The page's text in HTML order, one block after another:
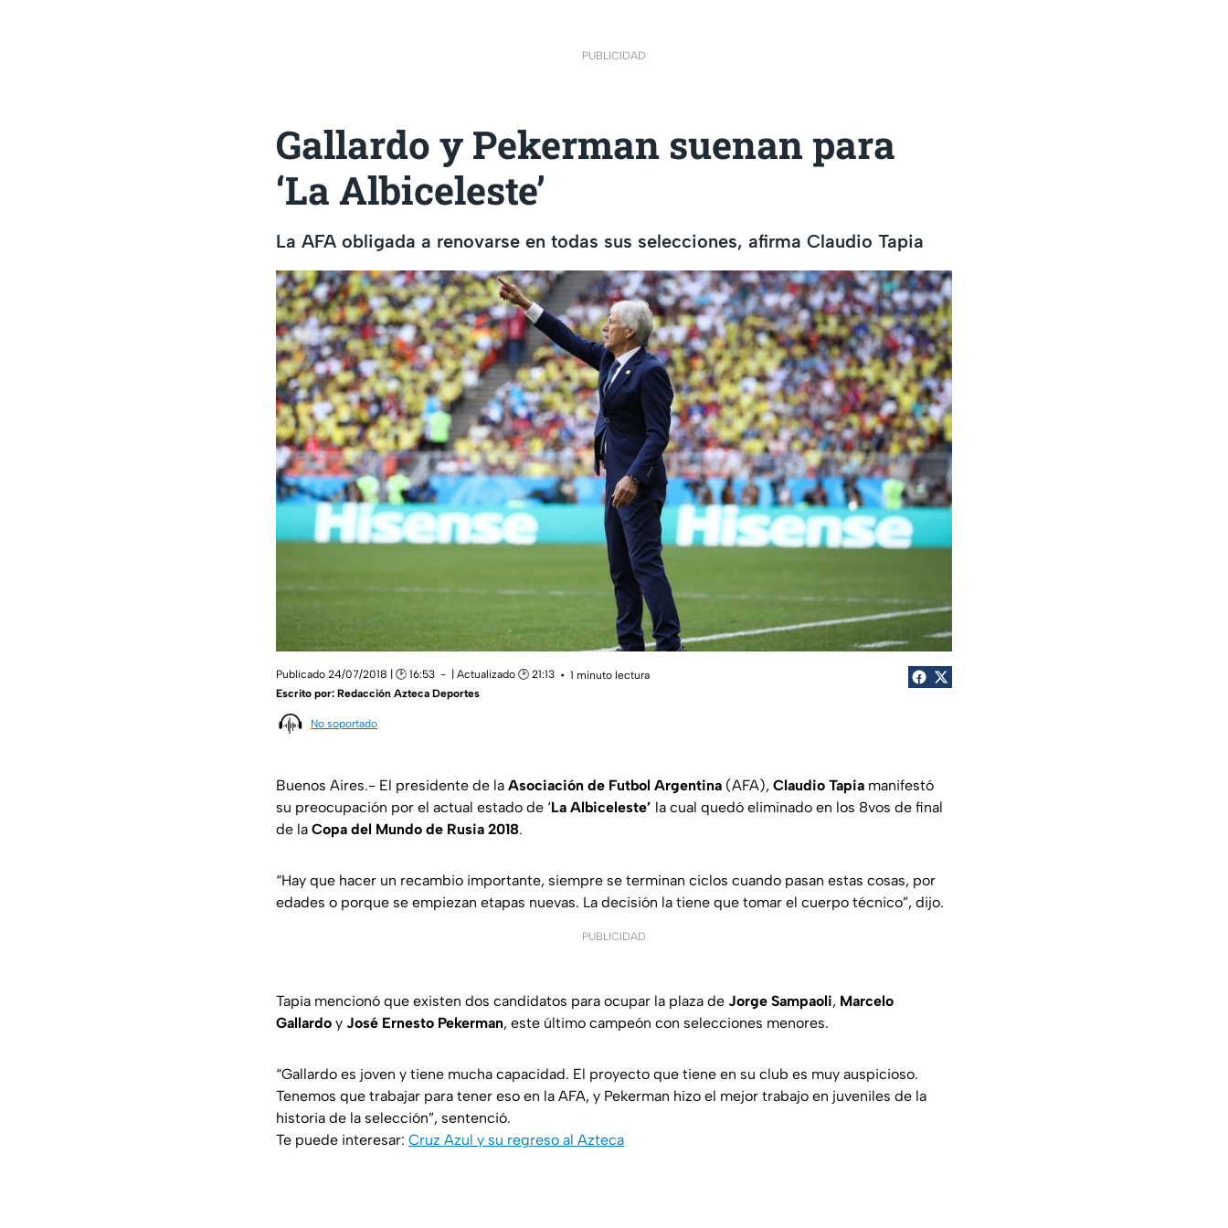
PUBLICIDAD
Gallardo y Pekerman suenan para
‘La Albiceleste’
La AFA obligada a renovarse en todas sus selecciones, afirma Claudio Tapia
Publicado 24/07/2018 | 🕑 16:53 | Actualizado 🕑 21:13
1 minuto lectura
Escrito por: Redacción Azteca Deportes
No soportado
Buenos Aires.- El presidente de la Asociación de Futbol Argentina (AFA), Claudio Tapia manifestó
su preocupación por el actual estado de ‘La Albiceleste’ la cual quedó eliminado en los 8vos de final
de la Copa del Mundo de Rusia 2018.
“Hay que hacer un recambio importante, siempre se terminan ciclos cuando pasan estas cosas, por
edades o porque se empiezan etapas nuevas. La decisión la tiene que tomar el cuerpo técnico”, dijo.
PUBLICIDAD
Tapia mencionó que existen dos candidatos para ocupar la plaza de Jorge Sampaoli, Marcelo
Gallardo y José Ernesto Pekerman, este último campeón con selecciones menores.
“Gallardo es joven y tiene mucha capacidad. El proyecto que tiene en su club es muy auspicioso.
Tenemos que trabajar para tener eso en la AFA, y Pekerman hizo el mejor trabajo en juveniles de la
historia de la selección”, sentenció.
Te puede interesar: Cruz Azul y su regreso al Azteca